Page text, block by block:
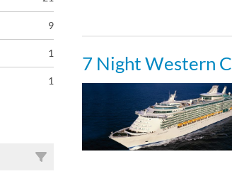
Royal Suite mit einem
Sunset Balcony-[SB]
Spacious Sunset Ocean
9
1
1
7 Night Western